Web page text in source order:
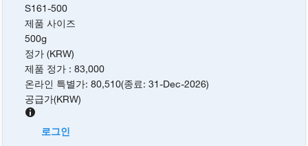
S161-500
제품 사이즈
500g
정가 (KRW)
제품 정가 :83,000
온라인 특별가:80,510(종료:31-Dec-2026)
공급가(KRW)
로그인